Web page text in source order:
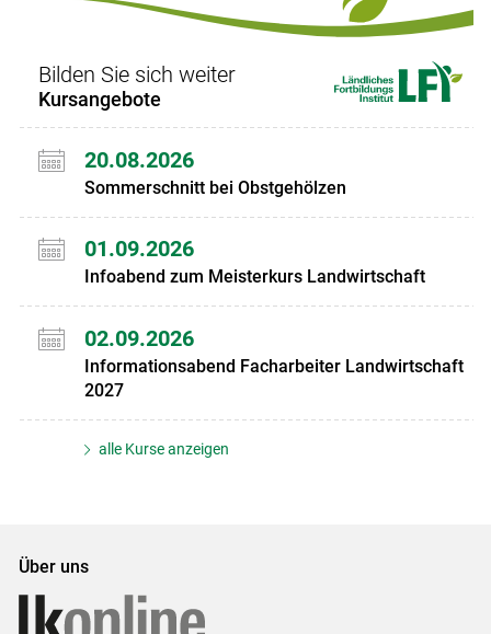
Bilden Sie sich weiter
Kursangebote
20.08.2026
Sommerschnitt bei Obstgehölzen
01.09.2026
Infoabend zum Meisterkurs Landwirtschaft
02.09.2026
Informationsabend Facharbeiter Landwirtschaft
2027
alle Kurse anzeigen
Über uns